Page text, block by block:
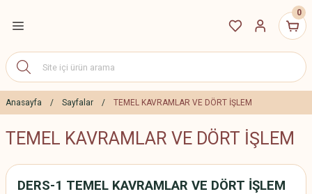
0
Anasayfa Sayfalar TEMEL KAVRAMLAR VE DÖRT İŞLEM
TEMEL KAVRAMLAR VE DÖRT İŞLEM
DERS-1 TEMEL KAVRAMLAR VE DÖRT İŞLEM
DGS 2027 Eğitim
Paketleri
ALES 2027 Eğitim
Paketleri
2027 YÖS Canlı Dersler